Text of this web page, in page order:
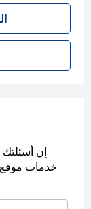
إن أسئلتك
خدمات موقع